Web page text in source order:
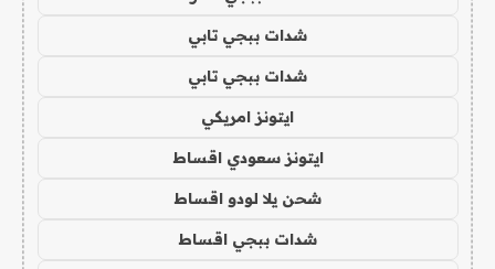
شدات ببجي تابي
شدات ببجي تابي
ايتونز امريكي
ايتونز سعودي اقساط
شحن يلا لودو اقساط
شدات ببجي اقساط